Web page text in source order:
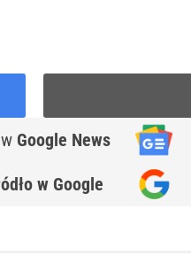
w Google News
w Google